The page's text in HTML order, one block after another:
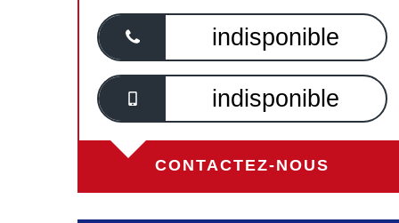
indisponible
indisponible
CONTACTEZ-NOUS